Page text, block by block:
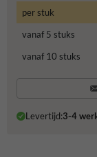
per stuk
vanaf 5 stuks
vanaf 10 stuks
Levertijd:3-4